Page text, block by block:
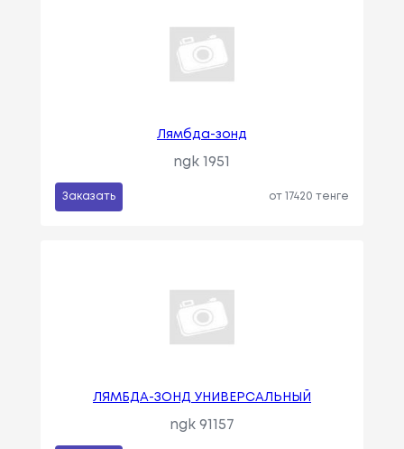
Лямбда-зонд
ngk 1951
Заказать от 17420 тенге
ЛЯМБДА-ЗОНД УНИВЕРСАЛЬНЫЙ
ngk 91157